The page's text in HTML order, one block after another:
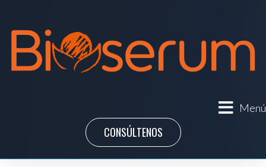
Menú
CONSÚLTENOS